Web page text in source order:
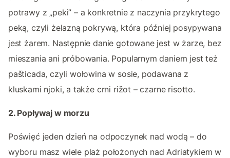
potrawy z „peki” – a konkretnie z naczynia przykrytego
peką, czyli żelazną pokrywą, która później posypywana
jest żarem. Następnie danie gotowane jest w żarze, bez
mieszania ani próbowania. Popularnym daniem jest też
pašticada, czyli wołowina w sosie, podawana z
kluskami njoki, a także crni rižot – czarne risotto.
2. Popływaj w morzu
Poświęć jeden dzień na odpoczynek nad wodą – do
wyboru masz wiele plaż położonych nad Adriatykiem w